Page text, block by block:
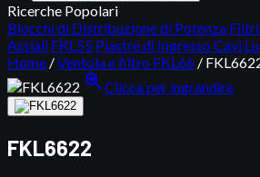
Ricerche Popolari
Blocchi di Distribuzione di Potenza
Assiali FKL55 Piastre di Ingresso Cavi
Home /Ventola e filtro FKL66 /
zoom_inClicca per ingrandire
FKL6622